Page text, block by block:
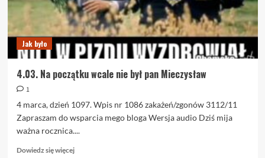
Jak było
4.03. Na początku wcale nie był pan Mieczysław
1
4 marca, dzień 1097. Wpis nr 1086 zakażeń/zgonów 3112/11
Zapraszam do wsparcia mego bloga Wersja audio Dziś mija
ważna rocznica....
Dowiedz się więcejDowiedz